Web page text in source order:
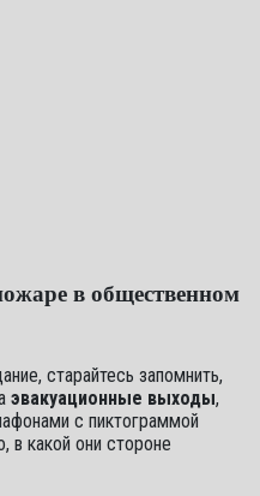
в общественном
старайтесь запомнить,
эвакуационные выходы,
с пиктограммой
в какой они стороне